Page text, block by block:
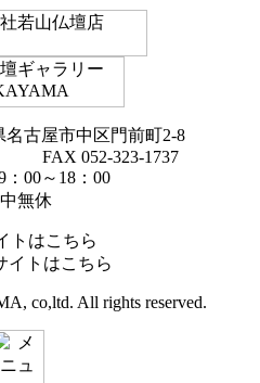
古屋市中区門前町2-8
FAX 052-323-1737
：00～18：00
無休
co,ltd. All rights reserved.